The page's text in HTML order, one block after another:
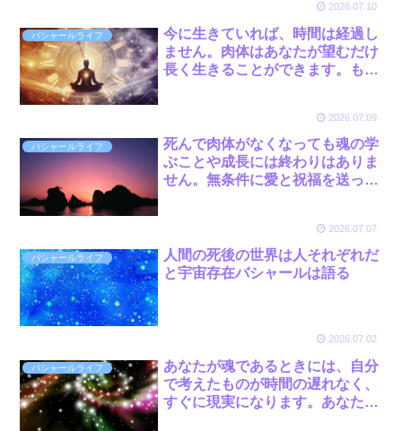
2026.07.10
バシャールライフ
今に生きていれば、時間は経過し
ません。肉体はあなたが望むだけ
長く生きることができます。も地
2026.07.09
バシャールライフ
死んで肉体がなくなっても魂の学
ぶことや成長には終わりはありま
せん。無条件に愛と祝福を送って
2026.07.07
バシャールライフ
人間の死後の世界は人それぞれだ
と宇宙存在バシャールは語る
2026.07.02
バシャールライフ
あなたが魂であるときには、自分
で考えたものが時間の遅れなく、
すぐに現実になります。あなたが